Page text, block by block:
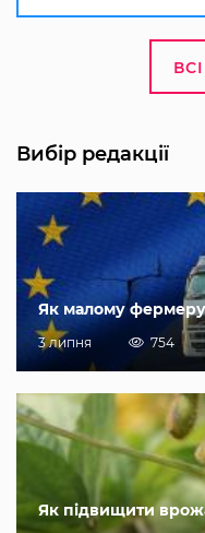
Вибір редакції
Як малому
3 липня 754
Як підвищити